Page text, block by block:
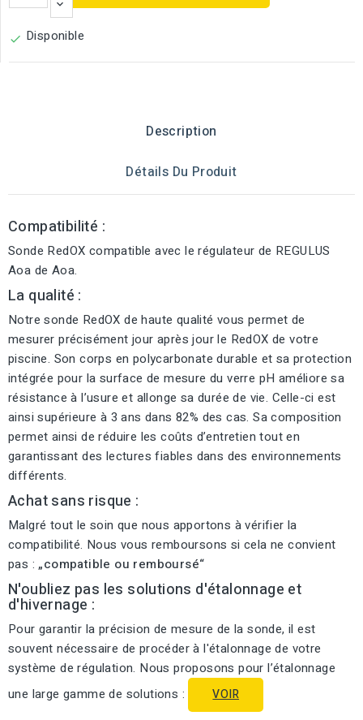
 Disponible
Description
Détails Du Produit
Compatibilité :
Sonde RedOX compatible avec le régulateur de REGULUS
Aoa de Aoa.
La qualité :
Notre sonde RedOX de haute qualité vous permet de
mesurer précisément jour après jour le RedOX de votre
piscine. Son corps en polycarbonate durable et sa protection
intégrée pour la surface de mesure du verre pH améliore sa
résistance à l’usure et allonge sa durée de vie. Celle-ci est
ainsi supérieure à 3 ans dans 82% des cas. Sa composition
permet ainsi de réduire les coûts d’entretien tout en
garantissant des lectures fiables dans des environnements
différents.
Achat sans risque :
Malgré tout le soin que nous apportons à vérifier la
compatibilité. Nous vous remboursons si cela ne convient
pas :„compatible ou remboursé“
N'oubliez pas les solutions d'étalonnage et
d'hivernage :
Pour garantir la précision de mesure de la sonde, il est
souvent nécessaire de procéder à l'étalonnage de votre
système de régulation. Nous proposons pour l’étalonnage
une large gamme de solutions :
VOIR